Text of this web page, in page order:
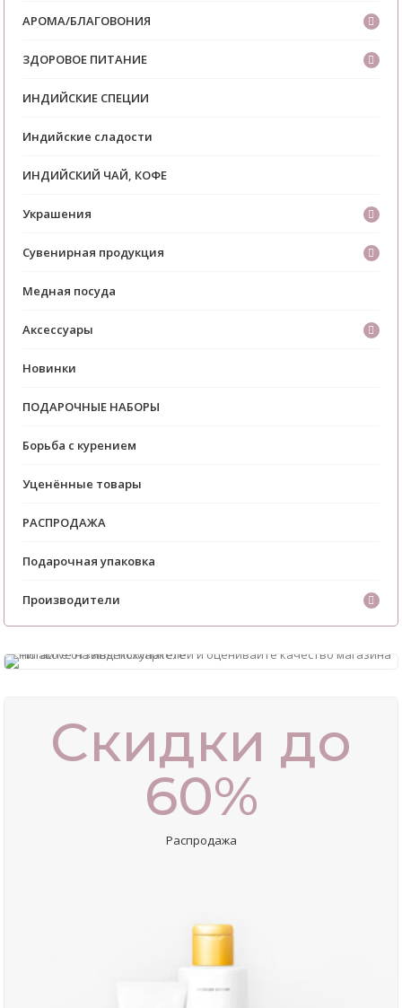
АРОМА/БЛАГОВОНИЯ
ЗДОРОВОЕ ПИТАНИЕ
ИНДИЙСКИЕ СПЕЦИИ
Индийские сладости
ИНДИЙСКИЙ ЧАЙ, КОФЕ
Украшения
Сувенирная продукция
Медная посуда
Аксессуары
Новинки
ПОДАРОЧНЫЕ НАБОРЫ
Борьба с курением
Уценённые товары
РАСПРОДАЖА
Подарочная упаковка
Производители
Скидки до
60%
Распродажа